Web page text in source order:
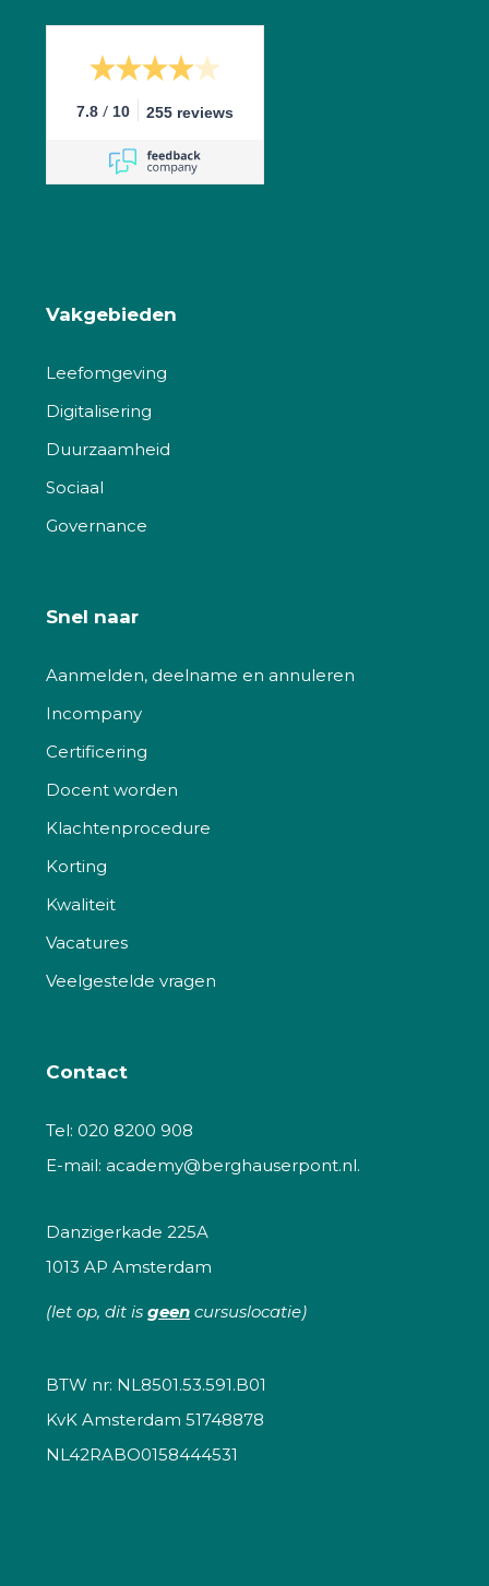
7.8 / 10 255 reviews
Vakgebieden
Leefomgeving
Digitalisering
Duurzaamheid
Sociaal
Governance
Snel naar
Aanmelden, deelname en annuleren
Incompany
Certificering
Docent worden
Klachtenprocedure
Korting
Kwaliteit
Vacatures
Veelgestelde vragen
Contact
Tel: 020 8200 908
E-mail: academy@berghauserpont.nl.
Danzigerkade 225A
1013 AP Amsterdam
(let op, dit is geen cursuslocatie)
BTW nr: NL8501.53.591.B01
KvK Amsterdam 51748878
NL42RABO0158444531